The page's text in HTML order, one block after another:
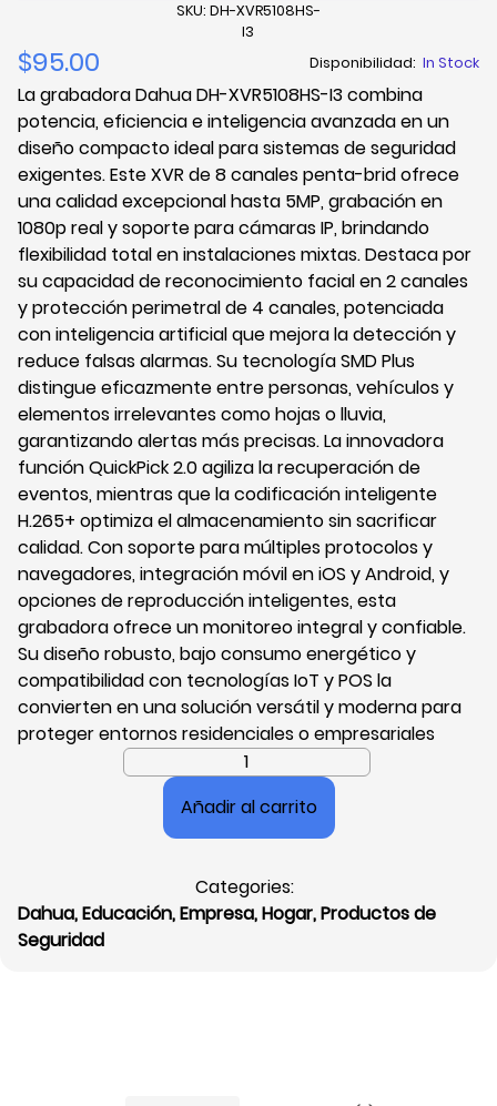
SKU: DH-XVR5108HS-
I3
$95.00 Disponibilidad: In Stock
La grabadora Dahua DH-XVR5108HS-I3 combina
potencia, eficiencia e inteligencia avanzada en un
diseño compacto ideal para sistemas de seguridad
exigentes. Este XVR de 8 canales penta-brid ofrece
una calidad excepcional hasta 5MP, grabación en
1080p real y soporte para cámaras IP, brindando
flexibilidad total en instalaciones mixtas. Destaca por
su capacidad de reconocimiento facial en 2 canales
y protección perimetral de 4 canales, potenciada
con inteligencia artificial que mejora la detección y
reduce falsas alarmas. Su tecnología SMD Plus
distingue eficazmente entre personas, vehículos y
elementos irrelevantes como hojas o lluvia,
garantizando alertas más precisas. La innovadora
función QuickPick 2.0 agiliza la recuperación de
eventos, mientras que la codificación inteligente
H.265+ optimiza el almacenamiento sin sacrificar
calidad. Con soporte para múltiples protocolos y
navegadores, integración móvil en iOS y Android, y
opciones de reproducción inteligentes, esta
grabadora ofrece un monitoreo integral y confiable.
Su diseño robusto, bajo consumo energético y
compatibilidad con tecnologías IoT y POS la
convierten en una solución versátil y moderna para
proteger entornos residenciales o empresariales
Grabadora
Dahua
MP,
Añadir al carrito
Categories:
Dahua,Educación,Empresa,Hogar,Productos de
Seguridad